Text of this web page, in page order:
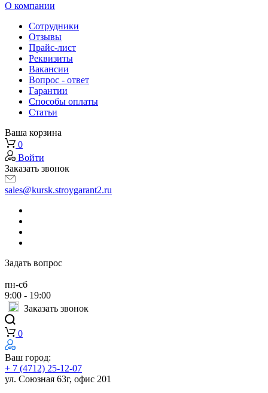
О компании
Сотрудники
Отзывы
Прайс-лист
Реквизиты
Вакансии
Вопрос - ответ
Гарантии
Способы оплаты
Статьи
Ваша корзина
0
Войти
Заказать звонок
sales@kursk.stroygarant2.ru
Задать вопрос
пн-сб
9:00 - 19:00
Заказать звонок
0
Ваш город:
+ 7 (4712) 25-12-07
ул. Союзная 63г, офис 201